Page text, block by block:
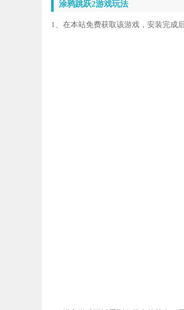
涂鸦跳跃2游戏玩法
1、在本站免费获取该游戏，安装完成